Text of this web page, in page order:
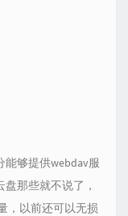
够提供webdav服
那些就不说了，
，以前还可以无损